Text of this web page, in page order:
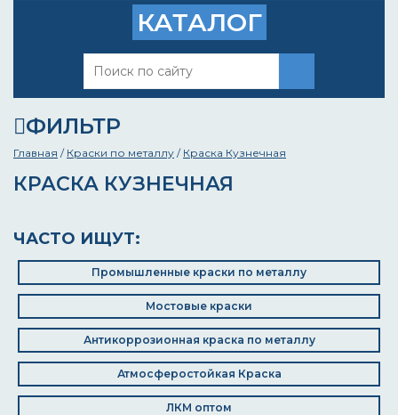
КАТАЛОГ
ФИЛЬТР
Главная / Краски по металлу / Краска Кузнечная
КРАСКА КУЗНЕЧНАЯ
ЧАСТО ИЩУТ:
Промышленные краски по металлу
Мостовые краски
Антикоррозионная краска по металлу
Атмосферостойкая Краска
ЛКМ оптом